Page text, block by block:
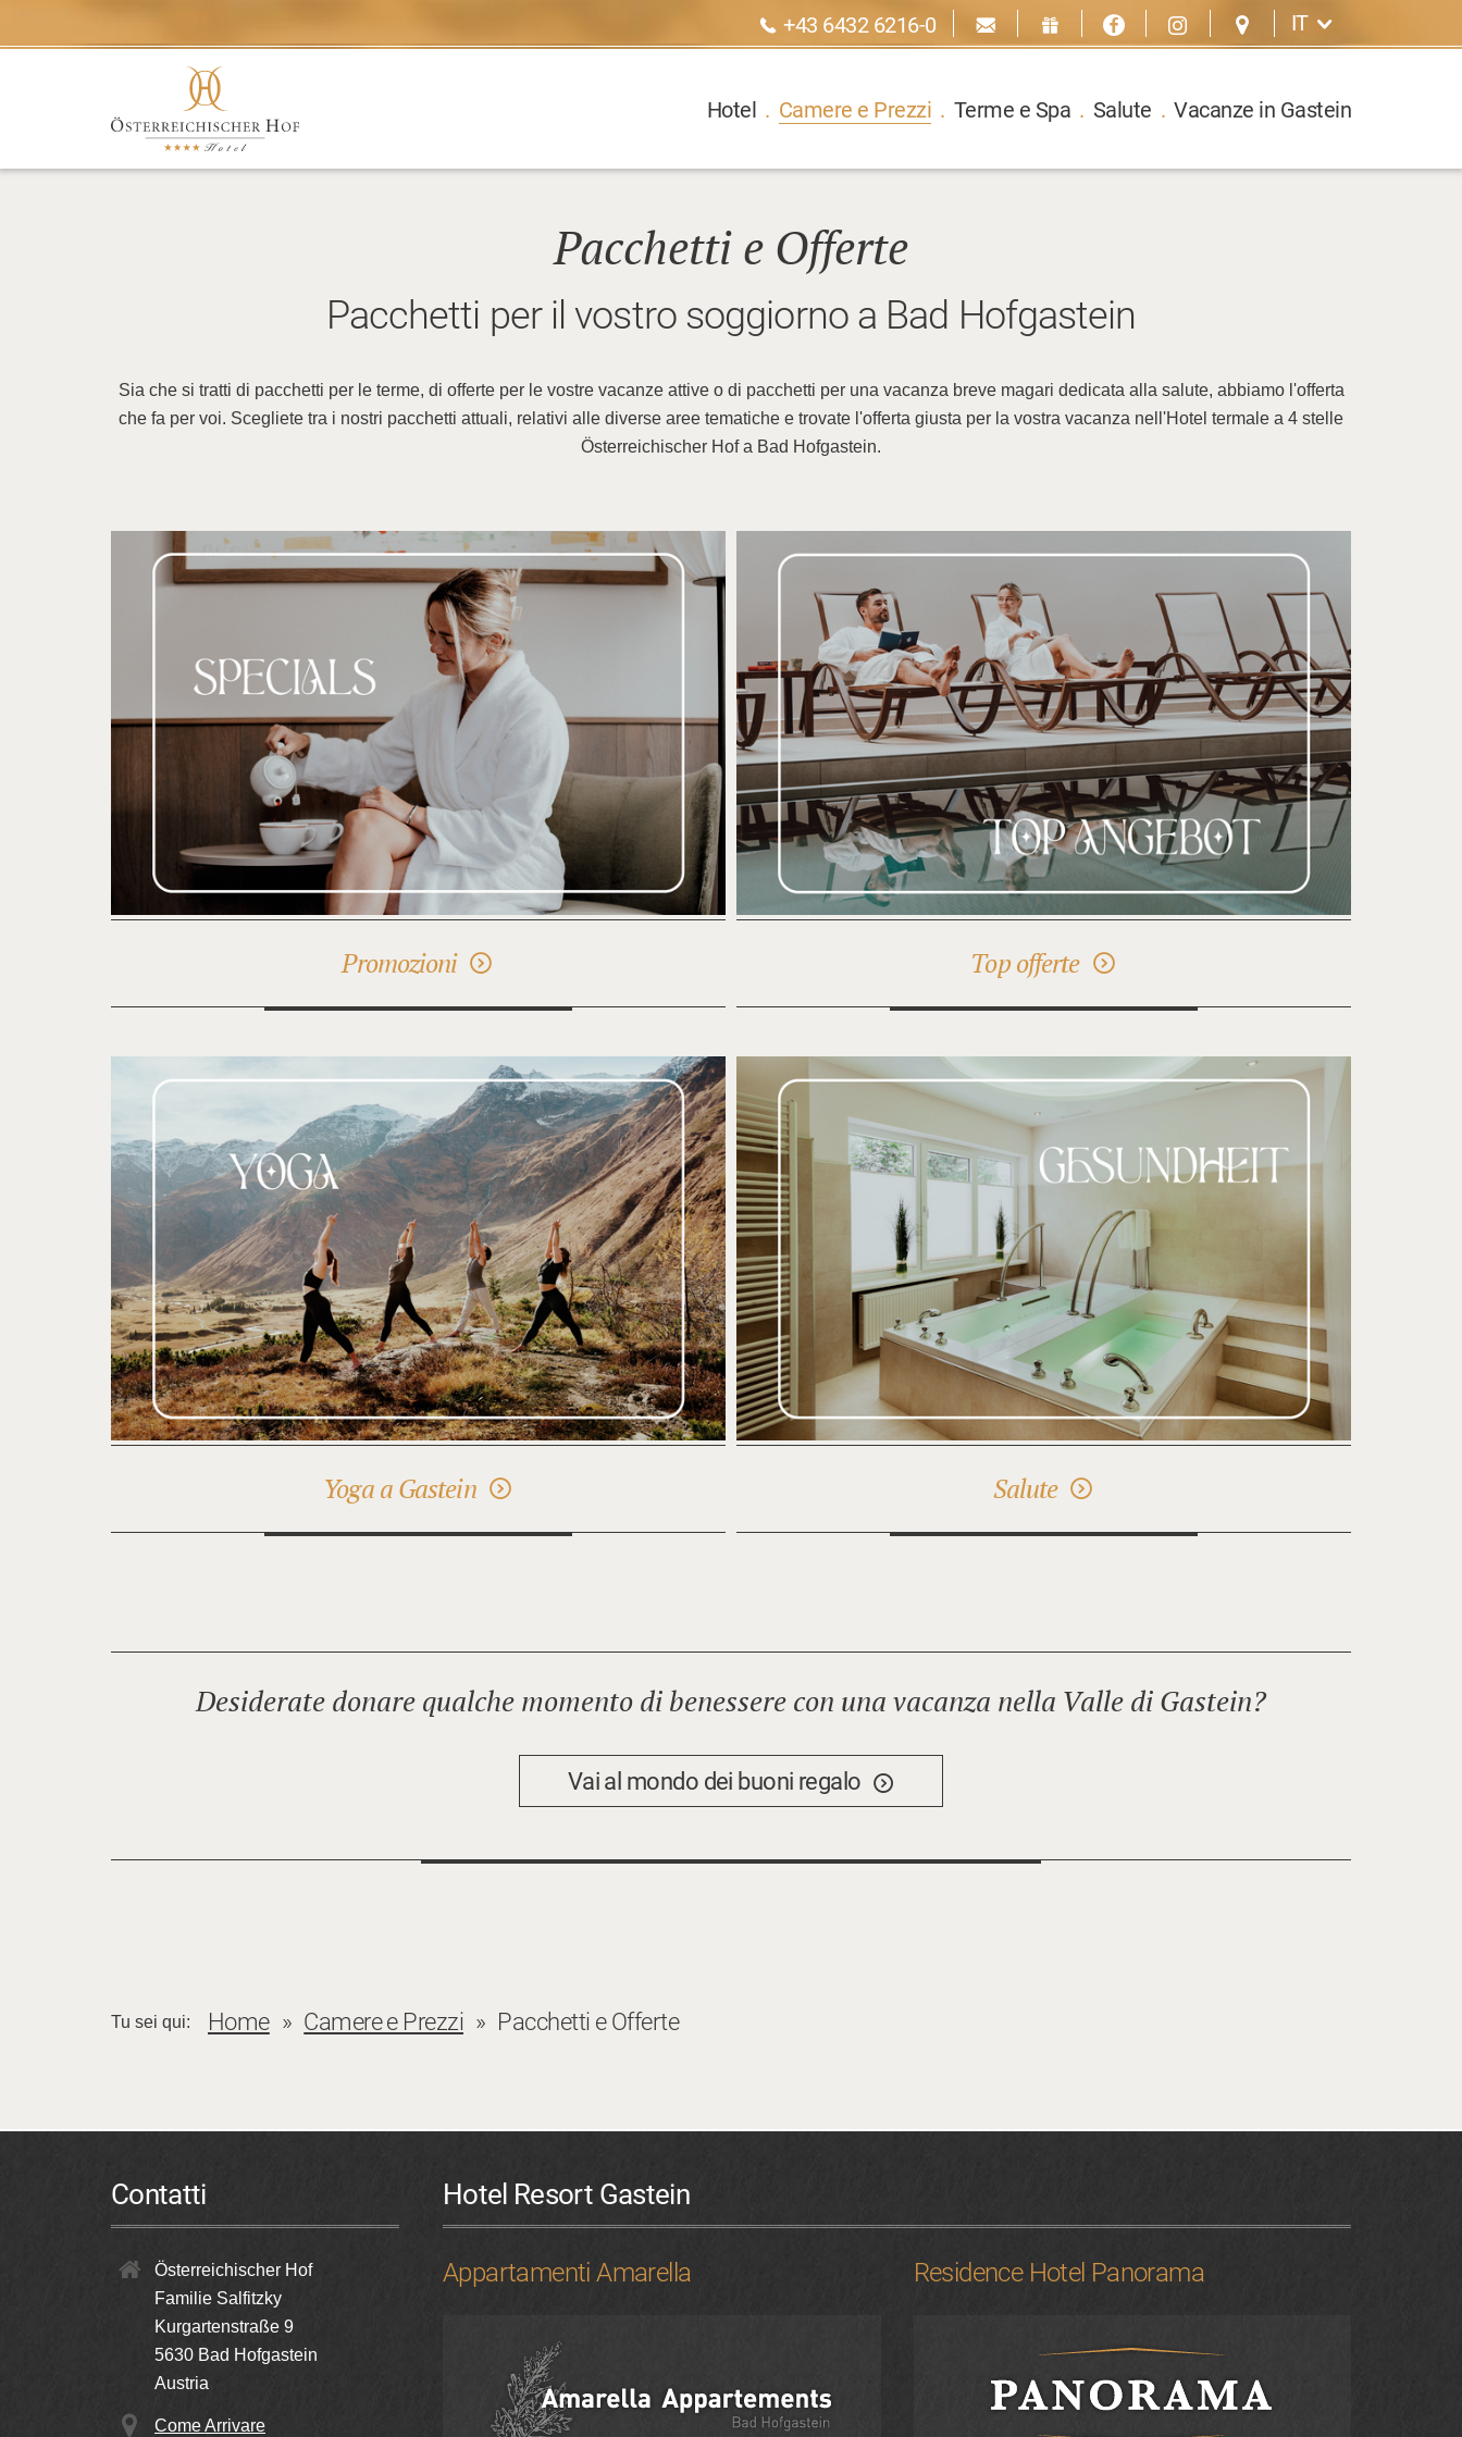
IT
+43 6432 6216-0
Hotel . Camere e Prezzi . Terme e Spa . Salute . Vacanze in Gastein
Pacchetti e Offerte
Pacchetti per il vostro soggiorno a Bad Hofgastein
Sia che si tratti di pacchetti per le terme, di offerte per le vostre vacanze attive o di pacchetti per una vacanza breve magari dedicata alla salute, abbiamo l'offerta
che fa per voi. Scegliete tra i nostri pacchetti attuali, relativi alle diverse aree tematiche e trovate l'offerta giusta per la vostra vacanza nell'Hotel termale a 4 stelle
Österreichischer Hof a Bad Hofgastein.
Promozioni Top offerte
Yoga a Gastein Salute
Desiderate donare qualche momento di benessere con una vacanza nella Valle di Gastein?
Vai al mondo dei buoni regalo
Tu sei qui: Home Camere e Prezzi Pacchetti e Offerte
Contatti
Österreichischer Hof
Familie Salfitzky
Kurgartenstraße 9
5630 Bad Hofgastein
Austria
Come Arrivare
Hotel Resort Gastein
Appartamenti Amarella Residence Hotel Panorama